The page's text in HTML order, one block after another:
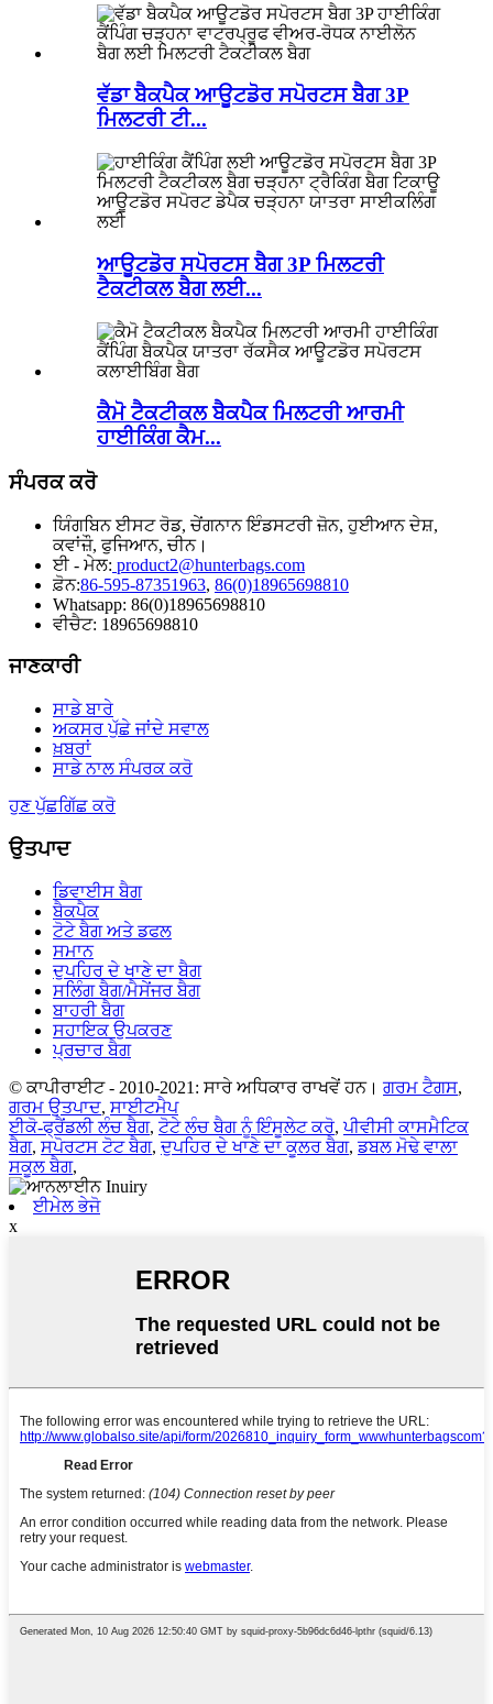
ਵੱਡਾ ਬੈਕਪੈਕ ਆਊਟਡੋਰ ਸਪੋਰਟਸ ਬੈਗ 3P
ਮਿਲਟਰੀ ਟੀ...
ਆਊਟਡੋਰ ਸਪੋਰਟਸ ਬੈਗ 3P ਮਿਲਟਰੀ
ਟੈਕਟੀਕਲ ਬੈਗ ਲਈ...
ਕੈਮੋ ਟੈਕਟੀਕਲ ਬੈਕਪੈਕ ਮਿਲਟਰੀ ਆਰਮੀ
ਹਾਈਕਿੰਗ ਕੈਮ...
ਸੰਪਰਕ ਕਰੋ
ਯਿੰਗਬਿਨ ਈਸਟ ਰੋਡ, ਚੇਂਗਨਾਨ ਇੰਡਸਟਰੀ ਜ਼ੋਨ, ਹੁਈਆਨ ਦੇਸ਼,
ਕਵਾਂਜ਼ੌ, ਫੁਜਿਆਨ, ਚੀਨ।
ਈ - ਮੇਲ: product2@hunterbags.com
ਫ਼ੋਨ:86-595-87351963, 86(0)18965698810
Whatsapp: 86(0)18965698810
ਵੀਚੈਟ: 18965698810
ਜਾਣਕਾਰੀ
ਸਾਡੇ ਬਾਰੇ
ਅਕਸਰ ਪੁੱਛੇ ਜਾਂਦੇ ਸਵਾਲ
ਖ਼ਬਰਾਂ
ਸਾਡੇ ਨਾਲ ਸੰਪਰਕ ਕਰੋ
ਹੁਣ ਪੁੱਛਗਿੱਛ ਕਰੋ
ਉਤਪਾਦ
ਡਿਵਾਈਸ ਬੈਗ
ਬੈਕਪੈਕ
ਟੋਟੇ ਬੈਗ ਅਤੇ ਡਫਲ
ਸਮਾਨ
ਦੁਪਹਿਰ ਦੇ ਖਾਣੇ ਦਾ ਬੈਗ
ਸਲਿੰਗ ਬੈਗ/ਮੈਸੇਂਜਰ ਬੈਗ
ਬਾਹਰੀ ਬੈਗ
ਸਹਾਇਕ ਉਪਕਰਣ
ਪ੍ਰਚਾਰ ਬੈਗ
© ਕਾਪੀਰਾਈਟ - 2010-2021: ਸਾਰੇ ਅਧਿਕਾਰ ਰਾਖਵੇਂ ਹਨ। ਗਰਮ ਟੈਗਸ,
ਗਰਮ ਉਤਪਾਦ, ਸਾਈਟਮੈਪ
ਈਕੋ-ਫ੍ਰੈਂਡਲੀ ਲੰਚ ਬੈਗ, ਟੋਟੇ ਲੰਚ ਬੈਗ ਨੂੰ ਇੰਸੂਲੇਟ ਕਰੋ,ਪੀਵੀਸੀ ਕਾਸਮੈਟਿਕ
ਬੈਗ, ਸਪੋਰਟਸ ਟੋਟ ਬੈਗ,ਦੁਪਹਿਰ ਦੇ ਖਾਣੇ ਦਾ ਕੂਲਰ ਬੈਗ,ਡਬਲ ਮੋਢੇ ਵਾਲਾ
ਸਕੂਲ ਬੈਗ,
ਈਮੇਲ ਭੇਜੋ
x